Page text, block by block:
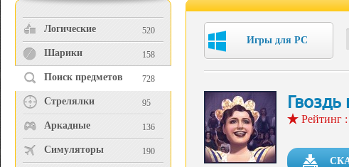
Логические 520
Шарики 158
Поиск предметов 728
Стрелялки 95
Аркадные 136
Симуляторы 190
Игры для PC
Рейтинг :